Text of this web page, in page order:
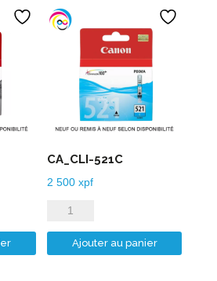
CA_CLI-521C
2 500xpf
quantité
de
CA_CLI-
Ajouter au panier